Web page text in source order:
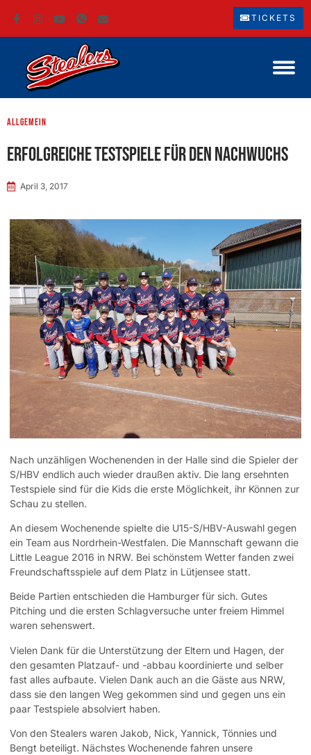
TICKETS
Allgemein
Erfolgreiche Testspiele für den Nachwuchs
April 3, 2017
Nach unzähligen Wochenenden in der Halle sind die Spieler der
S/HBV endlich auch wieder draußen aktiv. Die lang ersehnten
Testspiele sind für die Kids die erste Möglichkeit, ihr Können zur
Schau zu stellen.
An diesem Wochenende spielte die U15-S/HBV-Auswahl gegen
ein Team aus Nordrhein-Westfalen. Die Mannschaft gewann die
Little League 2016 in NRW. Bei schönstem Wetter fanden zwei
Freundschaftsspiele auf dem Platz in Lütjensee statt.
Beide Partien entschieden die Hamburger für sich. Gutes
Pitching und die ersten Schlagversuche unter freiem Himmel
waren sehenswert.
Vielen Dank für die Unterstützung der Eltern und Hagen, der
den gesamten Platzauf- und -abbau koordinierte und selber
fast alles aufbaute. Vielen Dank auch an die Gäste aus NRW,
dass sie den langen Weg gekommen sind und gegen uns ein
paar Testspiele absolviert haben.
Von den Stealers waren Jakob, Nick, Yannick, Tönnies und
Bengt beteiligt. Nächstes Wochenende fahren unsere